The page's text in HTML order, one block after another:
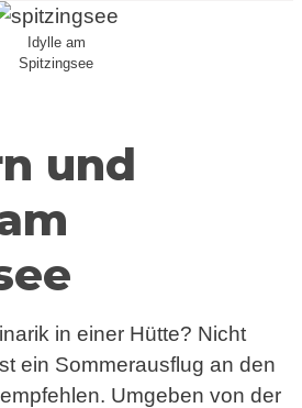
Idylle am
Spitzingsee
und
in einer Hütte? Nicht
ein Sommerausflug an den
Umgeben von der